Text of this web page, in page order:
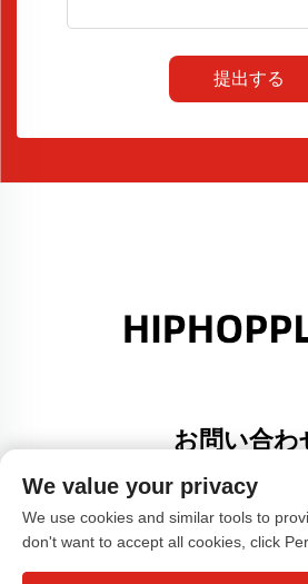
提出する
お問い合わ
Add: 広東省佛山市大里町金沙港創意
電話番号：+86-17304049586
メールアドレス： [email protected]
We value your privacy
We use cookies and similar tools to
don't want to accept all cookies, click